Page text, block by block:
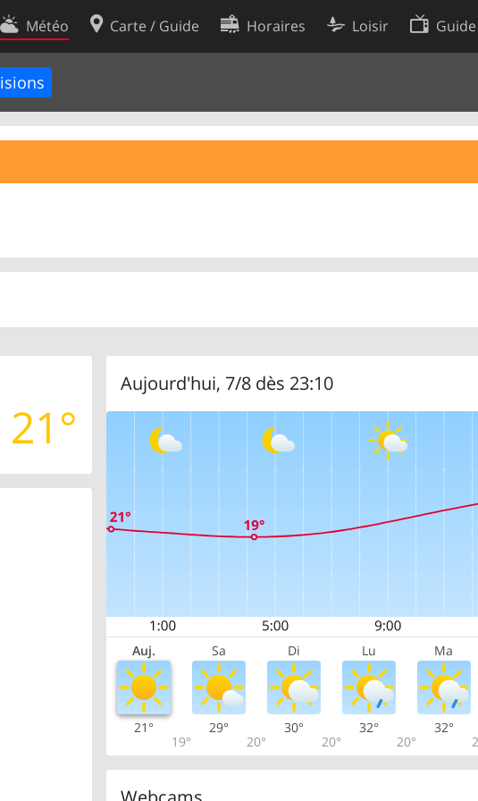
Météo Carte / Guide Horaires Loisir
21°
Aujourd'hui, 7/8 dès 23:10
Auj. Sa Di Lu Ma
21°
19°
29°
20°
30°
20°
32°
20°
32°
Contact
Conditions d’utilisation
Protection des données
Préférences de cookies
Développeurs